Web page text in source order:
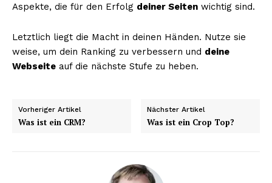
Aspekte, die für den Erfolg deiner Seiten wichtig sind.
Letztlich liegt die Macht in deinen Händen. Nutze sie
weise, um dein Ranking zu verbessern und deine
Webseite auf die nächste Stufe zu heben.
Vorheriger Artikel
Was ist ein CRM?
Nächster Artikel
Was ist ein Crop Top?